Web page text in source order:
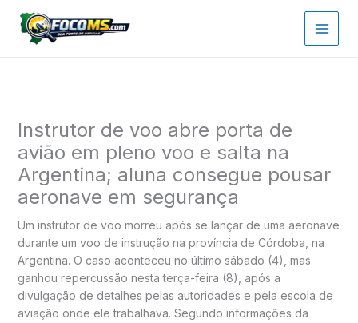
para
Instrutor de voo abre porta de
avião em pleno voo e salta na
Argentina; aluna consegue pousar
aeronave em segurança
Um instrutor de voo morreu após se lançar de uma aeronave
durante um voo de instrução na província de Córdoba, na
Argentina. O caso aconteceu no último sábado (4), mas
ganhou repercussão nesta terça-feira (8), após a
divulgação de detalhes pelas autoridades e pela escola de
aviação onde ele trabalhava. Segundo informações da